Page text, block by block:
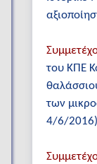
του ΚΠΕ
των
4/6/2016)